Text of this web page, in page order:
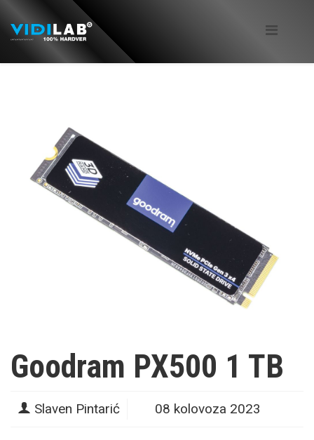
Goodram PX500 1 TB
Slaven Pintarić 08 kolovoza 2023